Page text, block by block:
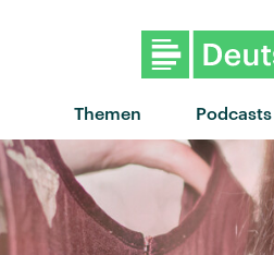
Themen Podcasts